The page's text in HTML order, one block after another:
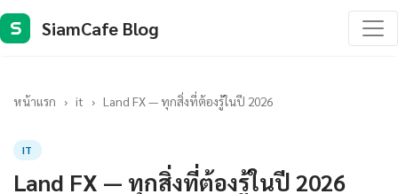
S SiamCafe Blog
หน้าแรก › it › Land FX — ทุกสิ่งที่ต้องรู้ในปี 2026
IT
Land FX — ทุกสิ่งที่ต้องรู้ในปี 2026